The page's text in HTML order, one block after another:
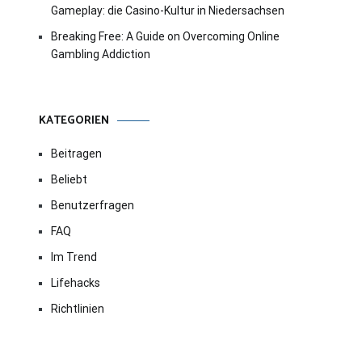
Gameplay: die Casino-Kultur in Niedersachsen
Breaking Free: A Guide on Overcoming Online
Gambling Addiction
KATEGORIEN
Beitragen
Beliebt
Benutzerfragen
FAQ
Im Trend
Lifehacks
Richtlinien